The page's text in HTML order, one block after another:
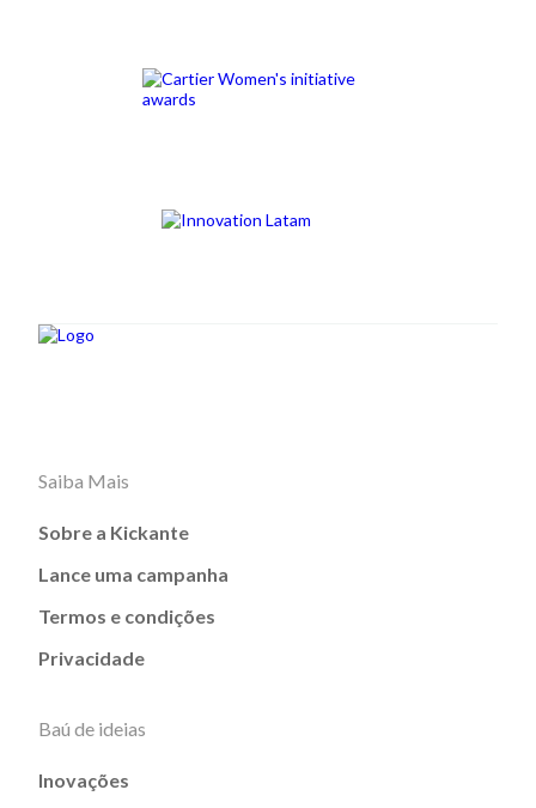
Saiba Mais
Sobre a Kickante
Lance uma campanha
Termos e condições
Privacidade
Baú de ideias
Inovações